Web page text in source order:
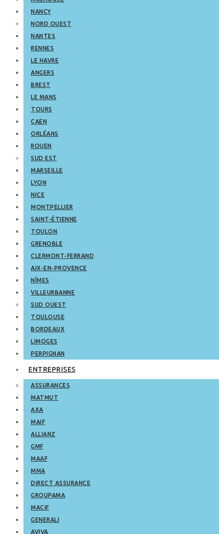
NANCY
NORD OUEST
NANTES
RENNES
LE HAVRE
ANGERS
BREST
LE MANS
TOURS
CAEN
ORLÉANS
ROUEN
SUD EST
MARSEILLE
LYON
NICE
MONTPELLIER
SAINT-ÉTIENNE
TOULON
GRENOBLE
CLERMONT-FERRAND
AIX-EN-PROVENCE
NÎMES
VILLEURBANNE
SUD OUEST
TOULOUSE
BORDEAUX
LIMOGES
PERPIGNAN
ENTREPRISES
ASSURANCES
MATMUT
AXA
MAIF
ALLIANZ
GMF
MAAF
MMA
DIRECT ASSURANCE
GROUPAMA
MACIF
GENERALI
AVIVA